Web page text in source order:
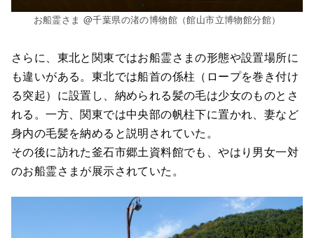
お船霊さま @千葉県の渚の博物館（館山市立博物館分館）
さらに、東北と関東ではお船霊さまの形態や設置場所に
も違いがある。東北では船首の係柱（ロープを巻き付け
る突起）に設置し、納められる髪の毛は少女のものとさ
れる。一方、関東では中央部の帆柱下に置かれ、妻など
身内の毛髪を納めると説明されていた。
その後に訪れた釜石市郷土資料館でも、やはり男女一対
のお船霊さまが展示されていた。